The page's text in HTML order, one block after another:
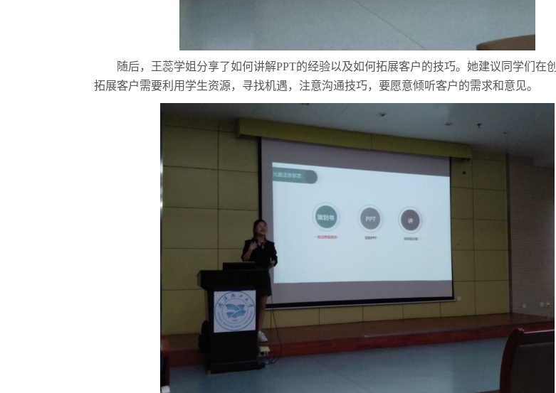
随后，王蕊学姐分享了如何讲解PPT的经验以及如何拓展客户的技巧。她建议同学们在
拓展客户需要利用学生资源，寻找机遇，注意沟通技巧，要愿意倾听客户的需求和意见。